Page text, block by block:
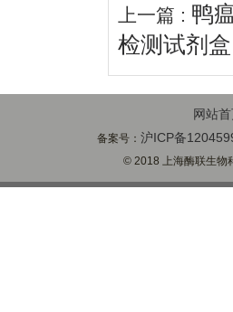
上一篇 : 鸭
检测试剂盒
网站
备案号：沪ICP备
© 2018 上海酶联生物